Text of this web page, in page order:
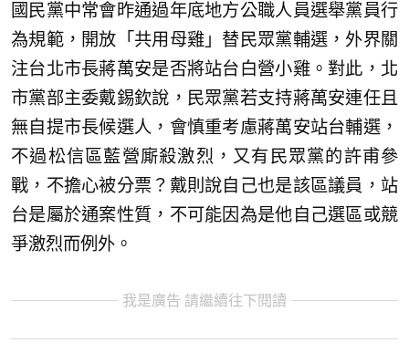
國民黨中常會昨通過年底地方公職人員選舉黨員行
為規範，開放「共用母雞」替民眾黨輔選，外界關
注台北市長蔣萬安是否將站台白營小雞。對此，北
市黨部主委戴錫欽說，民眾黨若支持蔣萬安連任且
無自提市長候選人，會慎重考慮蔣萬安站台輔選，
不過松信區藍營廝殺激烈，又有民眾黨的許甫參
戰，不擔心被分票？戴則說自己也是該區議員，站
台是屬於通案性質，不可能因為是他自己選區或競
爭激烈而例外。
我是廣告 請繼續往下閱讀